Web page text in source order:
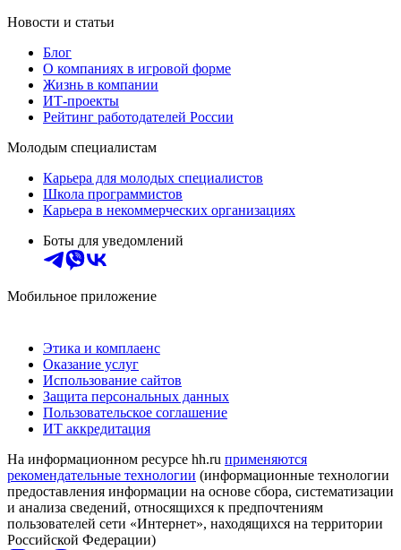
Новости и статьи
Блог
О компаниях в игровой форме
Жизнь в компании
ИТ-проекты
Рейтинг работодателей России
Молодым специалистам
Карьера для молодых специалистов
Школа программистов
Карьера в некоммерческих организациях
Боты для уведомлений
Мобильное приложение
Этика и комплаенс
Оказание услуг
Использование сайтов
Защита персональных данных
Пользовательское соглашение
ИТ аккредитация
На информационном ресурсе hh.ru применяются
рекомендательные технологии (информационные технологии
предоставления информации на основе сбора, систематизации
и анализа сведений, относящихся к предпочтениям
пользователей сети «Интернет», находящихся на территории
Российской Федерации)